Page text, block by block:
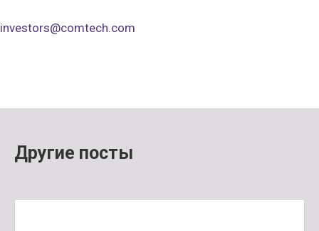
investors@comtech.com
Другие посты